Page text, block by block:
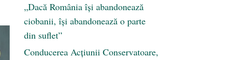
„Dacă România își abandonează
ciobanii, își abandonează o parte
din suflet”
Conducerea Acțiunii Conservatoare,